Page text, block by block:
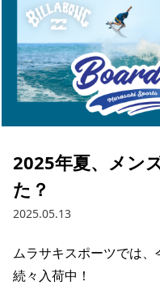
CONTENTS
ブランド一覧
2025年夏、メン
た？
2025.05.13
ムラサキスポーツでは
続々入荷中！